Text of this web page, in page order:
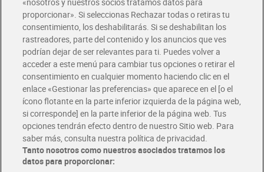
Glovo y Uber Eats
Solicita tu factura de Glovo o Uber Eats
Únete al CLUB Dia
Disfruta las ventajas y ofertas exclusivas.
Descárgate la APP Dia
Folletos y Tiendas
Descubre las mejores ofertas y busca tu tienda más cercana
Tarjeta MaX Dia
Te devuelve hasta 8€/mes de tus compras.
¡Solicita tu tarjeta de crédito aquí!
proporcionar». Si seleccionas Rechazar todas o retiras tu
consentimiento, los deshabilitarás. Si se deshabilitan los
rastreadores, parte del contenido y los anuncios que ves
podrían dejar de ser relevantes para ti. Puedes volver a
acceder a este menú para cambiar tus opciones o retirar el
consentimiento en cualquier momento haciendo clic en el
enlace «Gestionar las preferencias» que aparece en el [o el
ícono flotante en la parte inferior izquierda de la página web,
si corresponde] en la parte inferior de la página web. Tus
opciones tendrán efecto dentro de nuestro Sitio web. Para
saber más, consulta nuestra política de privacidad.
Tanto nosotros como nuestros asociados tratamos los
datos para proporcionar: